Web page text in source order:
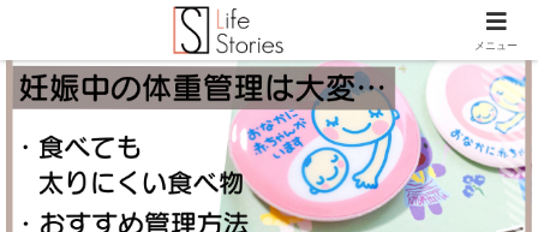
メニュー